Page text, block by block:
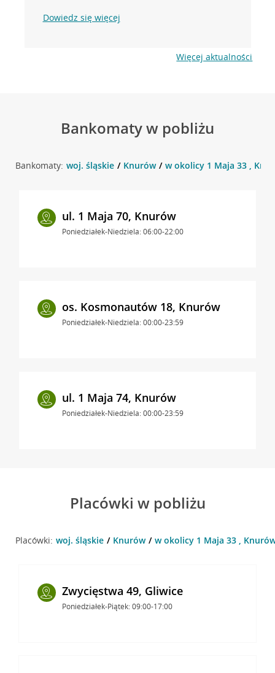
Dowiedz się więcej
Więcej aktualności
Bankomaty w pobliżu
Bankomaty: woj. śląskie Knurów w okolicy 1 Maja 33 ,
ul. 1 Maja 70, Knurów
Poniedziałek-Niedziela: 06:00-22:00
os. Kosmonautów 18, Knurów
Poniedziałek-Niedziela: 00:00-23:59
ul. 1 Maja 74, Knurów
Poniedziałek-Niedziela: 00:00-23:59
Placówki w pobliżu
Placówki: woj. śląskie Knurów w okolicy 1 Maja 33 ,
Zwycięstwa 49, Gliwice
Poniedziałek-Piątek: 09:00-17:00